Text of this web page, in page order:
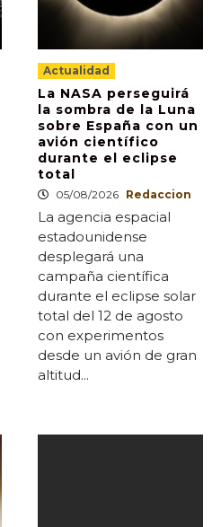
Actualidad
La NASA perseguirá
la sombra de la Luna
sobre España con un
avión científico
durante el eclipse
total
05/08/2026 Redaccion
La agencia espacial
estadounidense
desplegará una
campaña científica
durante el eclipse solar
total del 12 de agosto
con experimentos
desde un avión de gran
altitud...